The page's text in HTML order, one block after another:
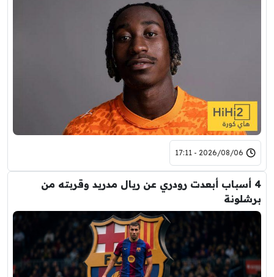
2026/08/06 - 17:11
4 أسباب أبعدت رودري عن ريال مدريد وقربته من
برشلونة